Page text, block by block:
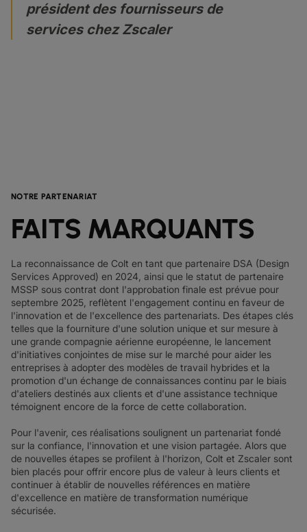
président des fournisseurs de
services chez Zscaler
NOTRE PARTENARIAT
FAITS MARQUANTS
La reconnaissance de Colt en tant que partenaire DSA (Design
Services Approved) en 2024, ainsi que le statut de partenaire
MSSP sous contrat dont l'approbation finale est prévue pour
septembre 2025, reflètent l'engagement continu en faveur de
l'innovation et de l'excellence des partenariats. Des étapes clés
telles que la fourniture d'une solution unique et sur mesure à
une grande compagnie aérienne européenne, le lancement
d'initiatives conjointes de mise sur le marché pour aider les
entreprises à adopter des modèles de travail hybrides et la
promotion d'un échange de connaissances continu par le biais
d'ateliers destinés aux clients et d'une assistance technique
témoignent encore de la force de cette collaboration.
Pour l'avenir, ces réalisations soulignent un partenariat fondé
sur la confiance, l'innovation et une vision partagée. Alors que
de nouvelles étapes se profilent à l'horizon, Colt et Zscaler sont
bien placés pour offrir encore plus de valeur à leurs clients et
continuer à établir de nouvelles références en matière
d'excellence en matière de transformation numérique
sécurisée.